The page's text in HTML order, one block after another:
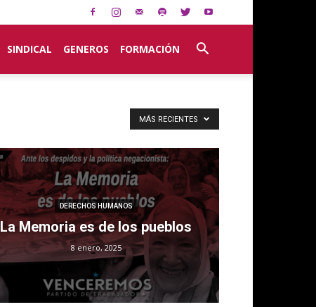
SINDICAL GENEROS FORMACIÓN
MÁS RECIENTES
DERECHOS HUMANOS
La Memoria es de los pueblos
8 enero, 2025